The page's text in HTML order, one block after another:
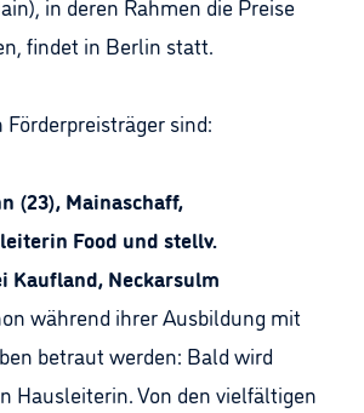
in deren Rahmen die Preise
findet in Berlin statt.
Förderpreisträger sind:
(23), Mainaschaff,
Food und stellv.
Kaufland, Neckarsulm
während ihrer Ausbildung mit
betraut werden: Bald wird
Hausleiterin. Von den vielfältigen